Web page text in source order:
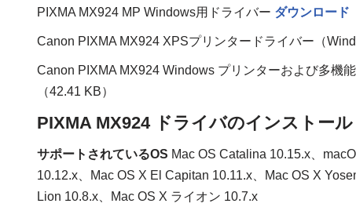
PIXMA MX924 MP Windows用ドライバー ダウンロード
Canon PIXMA MX924 XPSプリンタードライバー（
Canon PIXMA MX924 Windows プリンターおよび多機
（42.41 KB）
PIXMA MX924 ドライバのインストー
サポートされているOS Mac OS Catalina 10.15.x、
10.12.x、Mac OS X El Capitan 10.11.x、Mac OS X
Lion 10.8.x、Mac OS X ライオン 10.7.x